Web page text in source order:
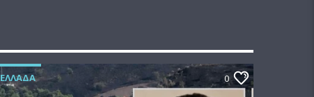
ΕΛΛΆΔΑ 0